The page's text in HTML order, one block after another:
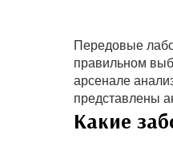
Передовые
правильном
арсенале
представлены
Какие